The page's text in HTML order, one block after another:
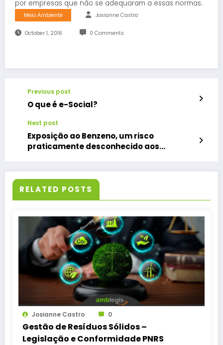
por empresas que não se adequaram a essas normas.
Meio Ambiente Josianne Castro
October 1, 2016 0 Comments
Previous post
O que é e-Social?
Next post
Exposição ao Benzeno, um risco
praticamente desconhecido aos
RELATED POSTS
Josianne Castro 0
Gestão de Resíduos Sólidos –
Legislação e Conformidade PNRS